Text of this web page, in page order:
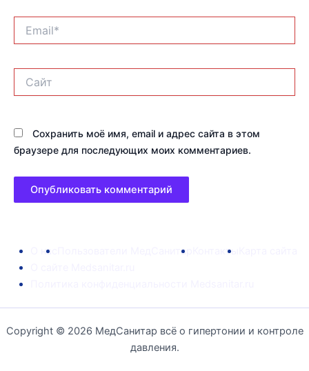
Сохранить моё имя, email и адрес сайта в этом
браузере для последующих моих комментариев.
О нас Пользователи МедСанитар Контакты
Copyright © 2026 МедСанитар всё о гипертонии и контроле
давления.